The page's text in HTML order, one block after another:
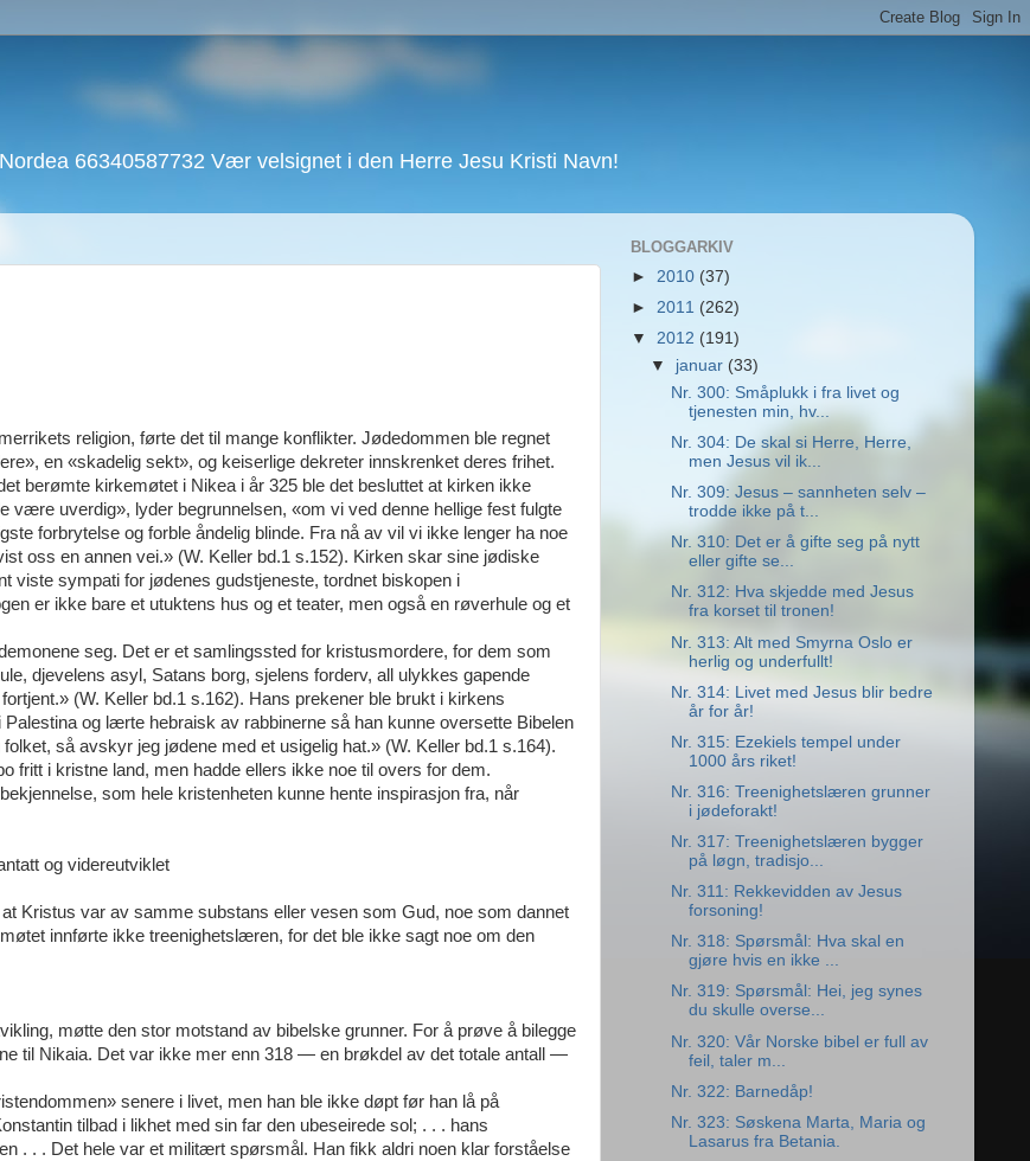
66340587732 Vær velsignet i den Herre Jesu Kristi Navn!
religion, førte det til mange konflikter. Jødedommen ble regnet
en «skadelig sekt», og keiserlige dekreter innskrenket deres frihet.
berømte kirkemøtet i Nikea i år 325 ble det besluttet at kirken ikke
være uverdig», lyder begrunnelsen, «om vi ved denne hellige fest fulgte
forbrytelse og forble åndelig blinde. Fra nå av vil vi ikke lenger ha noe
oss en annen vei.» (W. Keller bd.1 s.152). Kirken skar sine jødiske
viste sympati for jødenes gudstjeneste, tordnet biskopen i
er ikke bare et utuktens hus og et teater, men også en røverhule og et
seg. Det er et samlingssted for kristusmordere, for dem som
djevelens asyl, Satans borg, sjelens forderv, all ulykkes gapende
(W. Keller bd.1 s.162). Hans prekener ble brukt i kirkens
og lærte hebraisk av rabbinerne så han kunne oversette Bibelen
så avskyr jeg jødene med et usigelig hat.» (W. Keller bd.1 s.164).
fritt i kristne land, men hadde ellers ikke noe til overs for dem.
som hele kristenheten kunne hente inspirasjon fra, når
og videreutviklet
Kristus var av samme substans eller vesen som Gud, noe som dannet
innførte ikke treenighetslæren, for det ble ikke sagt noe om den
møtte den stor motstand av bibelske grunner. For å prøve å bilegge
til Nikaia. Det var ikke mer enn 318 — en brøkdel av det totale antall —
senere i livet, men han ble ikke døpt før han lå på
tilbad i likhet med sin far den ubeseirede sol; . . . hans
. . . Det hele var et militært spørsmål. Han fikk aldri noen klar forståelse
BLOGGARKIV
► 2010 (37)
► 2011 (262)
▼ 2012 (191)
▼ januar (33)
Nr. 300: Småplukk i fra livet og
tjenesten min, hv...
Nr. 304: De skal si Herre, Herre,
men Jesus vil ik...
Nr. 309: Jesus – sannheten selv –
trodde ikke på t...
Nr. 310: Det er å gifte seg på nytt
eller gifte se...
Nr. 312: Hva skjedde med Jesus
fra korset til tronen!
Nr. 313: Alt med Smyrna Oslo er
herlig og underfullt!
Nr. 314: Livet med Jesus blir bedre
år for år!
Nr. 315: Ezekiels tempel under
1000 års riket!
Nr. 316: Treenighetslæren grunner
i jødeforakt!
Nr. 317: Treenighetslæren bygger
på løgn, tradisjo...
Nr. 311: Rekkevidden av Jesus
forsoning!
Nr. 318: Spørsmål: Hva skal en
gjøre hvis en ikke ...
Nr. 319: Spørsmål: Hei, jeg synes
du skulle overse...
Nr. 320: Vår Norske bibel er full av
feil, taler m...
Nr. 322: Barnedåp!
Nr. 323: Søskena Marta, Maria og
Lasarus fra Betania.